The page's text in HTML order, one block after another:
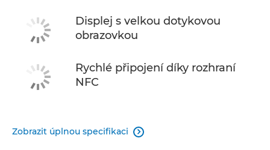
Displej s velkou dotykovou
obrazovkou
Rychlé připojení díky rozhraní
NFC
Zobrazit úplnou specifikaci 